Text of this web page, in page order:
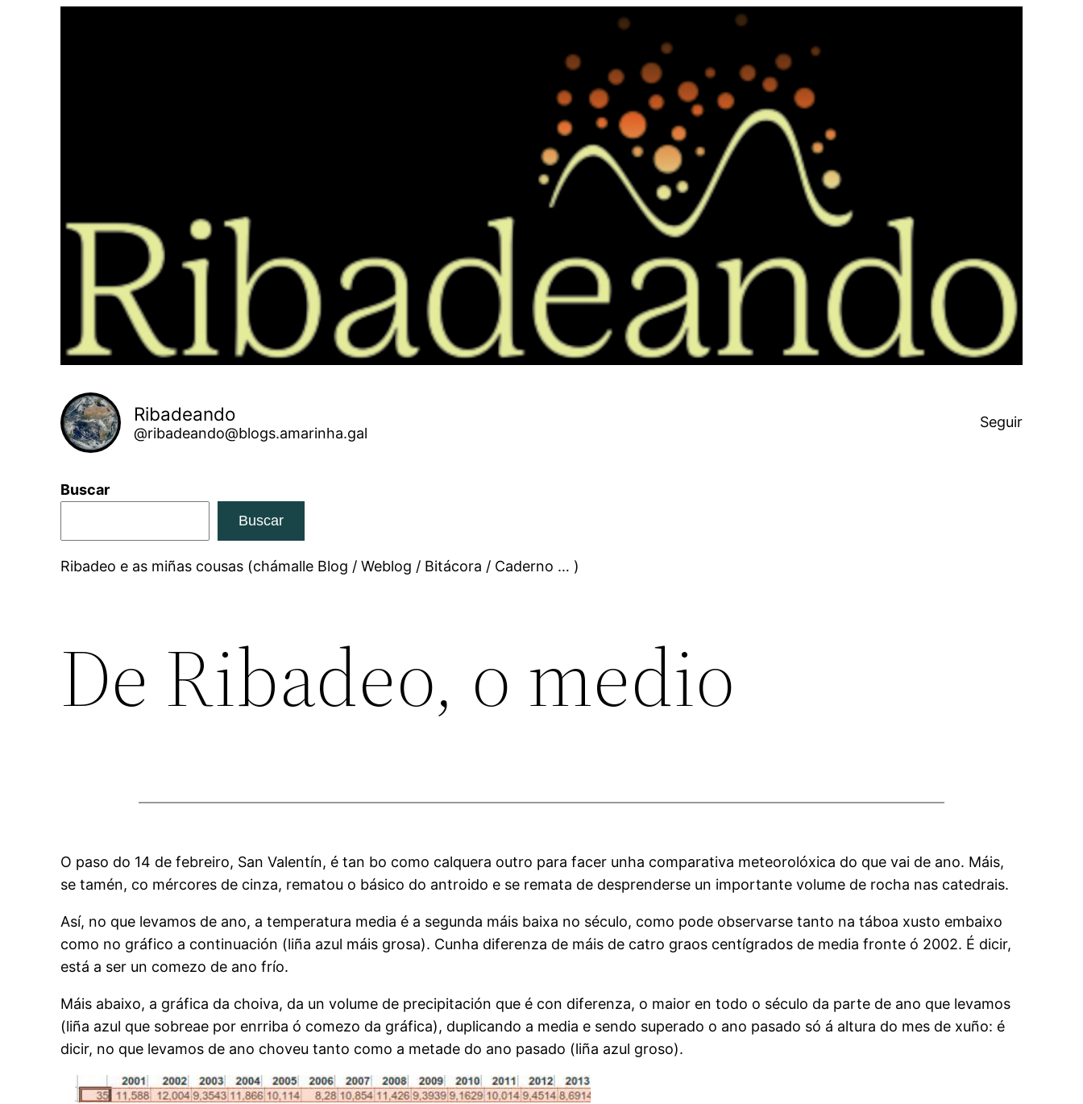
Ribadeando
@ribadeando@blogs.amarinha.gal
Seguir
Buscar
Buscar
Ribadeo e as miñas cousas (chámalle Blog / Weblog / Bitácora / Caderno … )
De Ribadeo, o medio
O paso do 14 de febreiro, San Valentín, é tan bo como calquera outro para facer unha comparativa meteorolóxica do que vai de ano. Máis,
se tamén, co mércores de cinza, rematou o básico do antroido e se remata de desprenderse un importante volume de rocha nas catedrais.
Así, no que levamos de ano, a temperatura media é a segunda máis baixa no século, como pode observarse tanto na táboa xusto embaixo
como no gráfico a continuación (liña azul máis grosa). Cunha diferenza de máis de catro graos centígrados de media fronte ó 2002. É dicir,
está a ser un comezo de ano frío.
Máis abaixo, a gráfica da choiva, da un volume de precipitación que é con diferenza, o maior en todo o século da parte de ano que levamos
(liña azul que sobreae por enrriba ó comezo da gráfica), duplicando a media e sendo superado o ano pasado só á altura do mes de xuño: é
dicir, no que levamos de ano choveu tanto como a metade do ano pasado (liña azul groso).